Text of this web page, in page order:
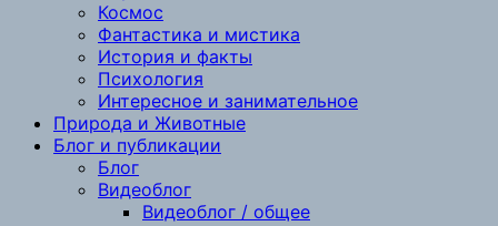
Космос
Фантастика и мистика
История и факты
Психология
Интересное и занимательное
Природа и Животные
Блог и публикации
Блог
Видеоблог
Видеоблог / общее